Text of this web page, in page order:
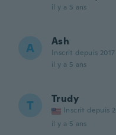
il y a 5 ans
A Ash
Inscrit depuis 2017
il y a 5 ans
T Trudy
Inscrit depuis
il y a 5 ans